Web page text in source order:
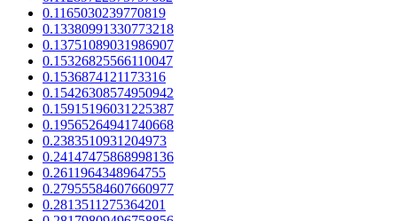
0.1165030239770819
0.13380991330773218
0.13751089031986907
0.15326825566110047
0.1536874121173316
0.15426308574950942
0.15915196031225387
0.19565264941740668
0.2383510931204973
0.24147475868998136
0.2611964348964755
0.27955584607660977
0.2813511275364201